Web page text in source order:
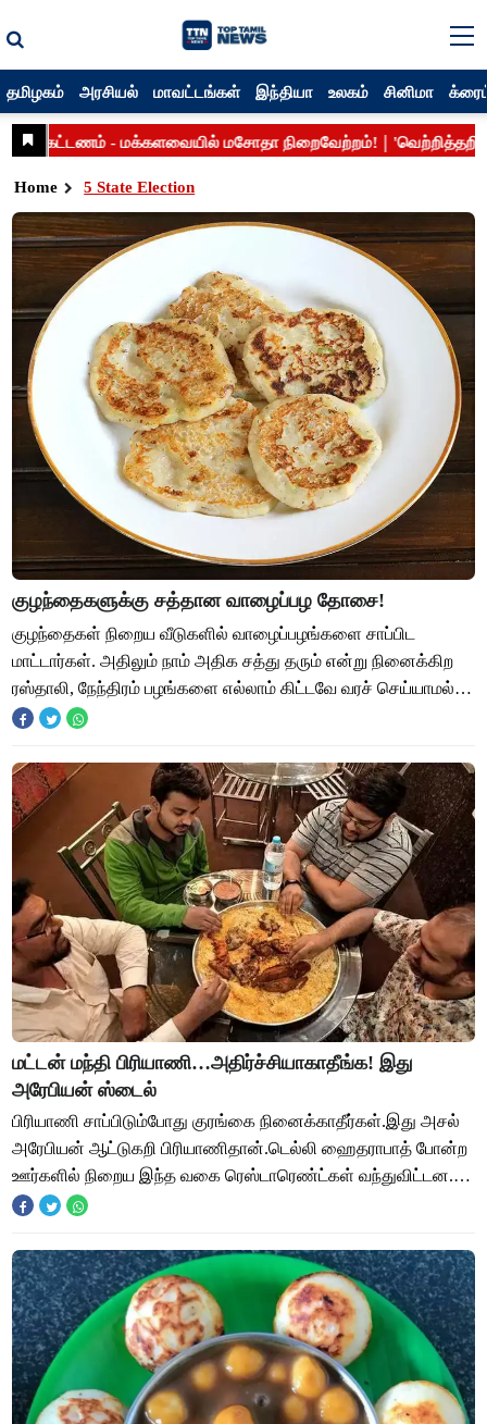
தமிழகம் அரசியல் மாவட்டங்கள் இந்தியா உலகம் சினிமா
Home 5 State Election
குழந்தைகளுக்கு சத்தான வாழைப்பழ தோசை!
குழந்தைகள் நிறைய வீடுகளில் வாழைப்பழங்களை சாப்பிட
மாட்டார்கள். அதிலும் நாம் அதிக சத்து தரும் என்று நினைக்கிற
ரஸ்தாலி, நேந்திரம் பழங்களை எல்லாம் கிட்டவே வரச் செய்யாமல்
ஒதுக்கி தள்ளுவார்கள். குழந்தைகள்
மட்டன் மந்தி பிரியாணி…அதிர்ச்சியாகாதீங்க! இது
அரேபியன் ஸ்டைல்
பிரியாணி சாப்பிடும்போது குரங்கை நினைக்காதீர்கள்.இது அசல்
அரேபியன் ஆட்டுகறி பிரியாணிதான்.டெல்லி ஹைதராபாத் போன்ற
ஊர்களில் நிறைய இந்த வகை ரெஸ்டாரெண்ட்கள் வந்துவிட்டன.
பிரியாணி சாப்பிடும்போது குரங்கை நின